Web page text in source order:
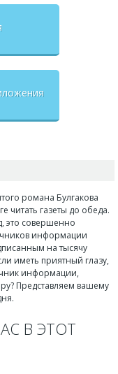
романа Булгакова
читать газеты до обеда.
это совершенно
информации
на тысячу
иметь приятный глазу,
информации,
Представляем вашему
В ЭТОТ